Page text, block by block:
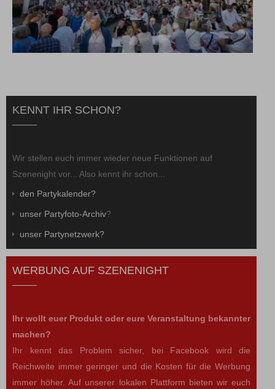
KENNT IHR SCHON?
Wir stellen euch immer wieder neue Funktionen auf
Szenenight vor... Also kennt ihr schon...
den Partykalender?
unser Partyfoto-Archiv?
unser Partynetzwerk?
WERBUNG AUF SZENENIGHT
Ihr wollt euer Produkt oder eure Veranstaltung bekannter
machen?
Ihr kennt das Problem sicher, bei Facebook wird die
Reichweite immer geringer und die Kosten für die Werbung
immer höher. Auf unserer lokalen Plattform bieten wir euch